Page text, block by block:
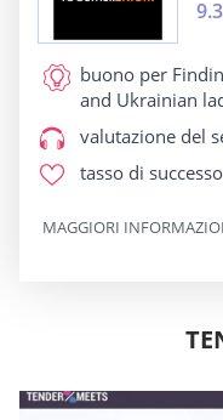
9.3
buono per
and Ukrainian
valutazione del
tasso di successo
MAGGIORI